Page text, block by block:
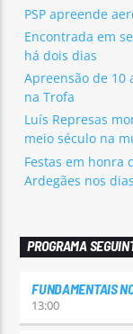
PSP apreende
Encontrada em
há dois dias
Apreensão de 10
na Trofa
Luís Represas
meio século na
Festas em honra
Ardegães nos
PROGRAMA
FUNDAMENTAIS
13:00